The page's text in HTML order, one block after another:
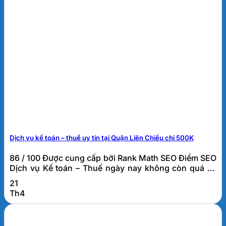
Dịch vụ kế toán – thuế uy tín tại Quận Liên Chiểu chỉ 500K
86 / 100 Được cung cấp bởi Rank Math SEO Điểm SEO
Dịch vụ Kế toán – Thuế ngày nay không còn quá xa
lạ. Đặc biệt đối với các công ty mới thành lập hay
công ty khởi nghiệp. Đây là công việc đòi hỏi người
nhân viên sự cẩn thận và tỉ mỉ cao. Dựa...
21
Th4